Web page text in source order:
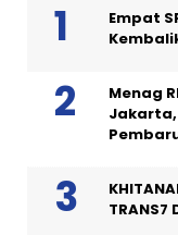
Empat
Menag
Jakarta,
TRANS7